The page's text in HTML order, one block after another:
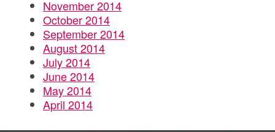
November 2014
October 2014
September 2014
August 2014
July 2014
June 2014
May 2014
April 2014